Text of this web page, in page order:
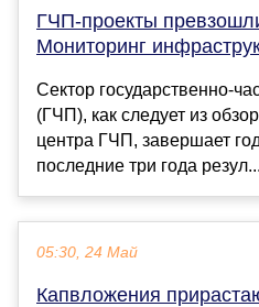
ГЧП-проекты
Мониторинг
Сектор государственно-
(ГЧП), как следует из
центра ГЧП, завершает
последние три года резул...
05:30, 24 Май
Капвложения